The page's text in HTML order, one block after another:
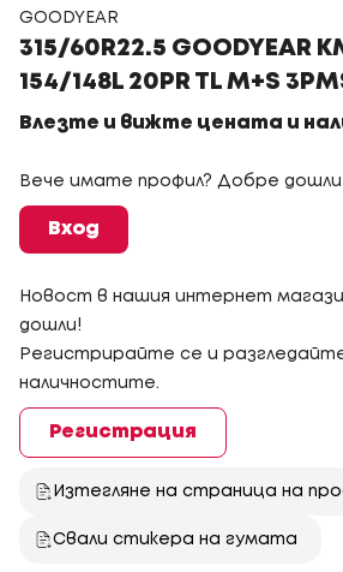
GOODYEAR
315/60R22.5 GOODYEAR
154/148L 20PR TL M+S
Влезте и вижте цената и
Вече имате профил? Добре
Вход
Новост в нашия интернет
дошли!
Регистрирайте се и
наличностите.
Регистрация
Изтегляне на страница на
Свали стикера на гумата